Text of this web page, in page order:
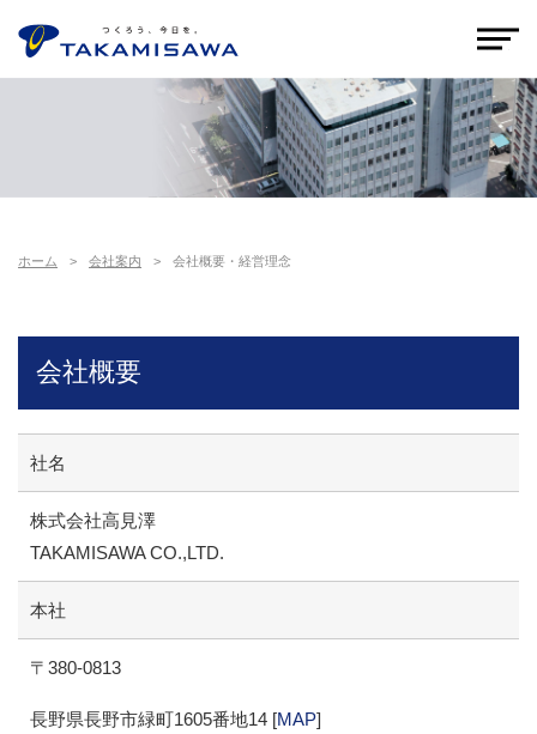
ホーム > 会社案内 > 会社概要・経営理念
会社概要
社名
株式会社高見澤
TAKAMISAWA CO.,LTD.
本社
〒380-0813
長野県長野市緑町1605番地14 [MAP]